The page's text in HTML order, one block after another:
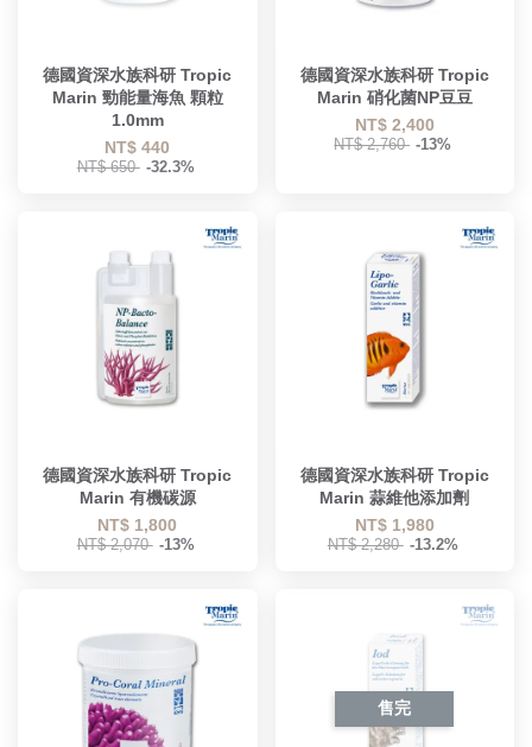
德國資深水族科研 Tropic
Marin 勁能量海魚 顆粒
1.0mm
NT$ 440
NT$ 650 -32.3%
德國資深水族科研 Tropic
Marin 硝化菌NP豆豆
NT$ 2,400
NT$ 2,760 -13%
德國資深水族科研 Tropic
Marin 有機碳源
NT$ 1,800
NT$ 2,070 -13%
德國資深水族科研 Tropic
Marin 蒜維他添加劑
NT$ 1,980
NT$ 2,280 -13.2%
售完